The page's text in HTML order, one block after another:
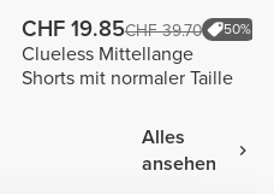
CHF 19.85CHF 39.70 50%
Clueless Mittellange
Shorts mit normaler Taille
Alles
ansehen